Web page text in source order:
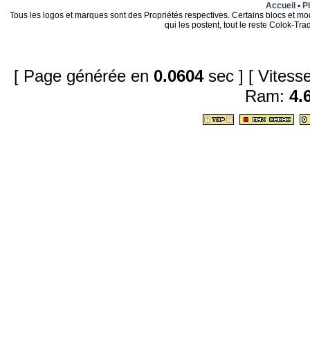
Accueil •
Tous les logos et marques sont des Propriétés respectives. Certains blocs et
qui les postent, tout le reste Colok-
[ Page générée en 0.0604sec ] [
Ram: